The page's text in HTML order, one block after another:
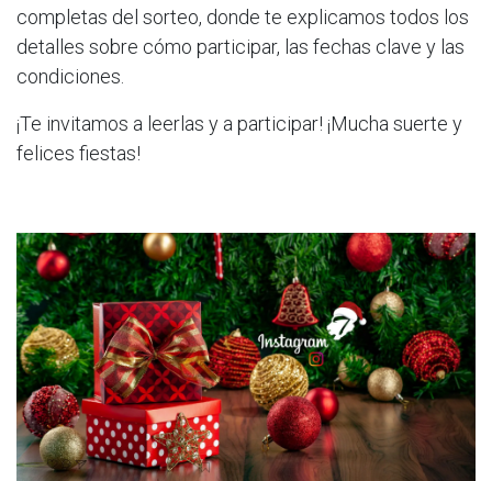
completas del sorteo, donde te explicamos todos los
detalles sobre cómo participar, las fechas clave y las
condiciones.
¡Te invitamos a leerlas y a participar! ¡Mucha suerte y
felices fiestas!